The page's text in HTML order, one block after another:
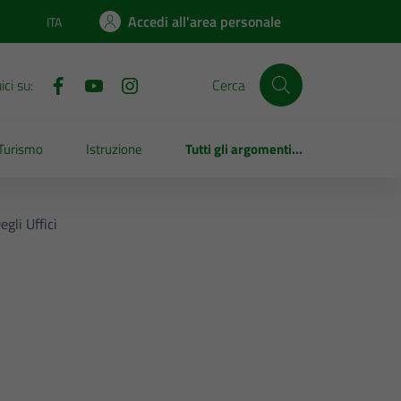
Lingua attiva:
ITA Accedi all'area personale
su: Cerca
Istruzione Tutti gli argomenti...
Uffici